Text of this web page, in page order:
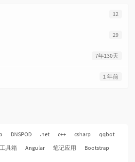
12
29
7年130天
1 年前
DNSPOD .net c++ csharp
qqbot
具箱 Angular 笔记应用
Bootstrap